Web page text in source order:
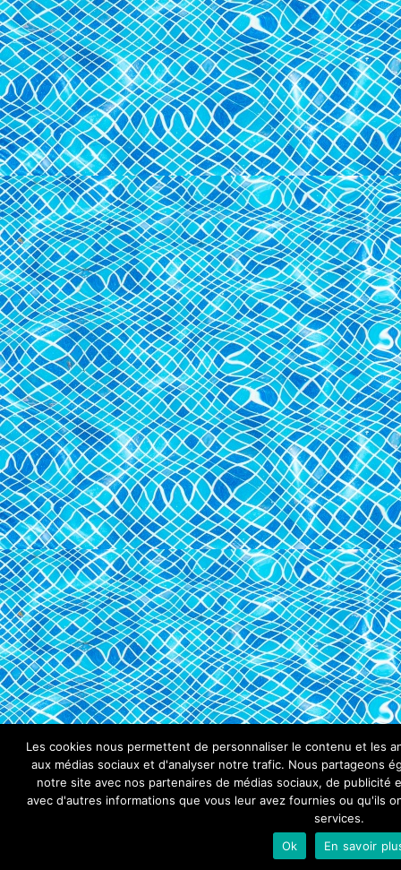
Les cookies nous permettent de personnaliser le contenu et les
aux médias sociaux et d'analyser notre trafic. Nous partageons
notre site avec nos partenaires de médias sociaux, de publicité
avec d'autres informations que vous leur avez fournies ou qu'ils
services.
Ok
En savoir